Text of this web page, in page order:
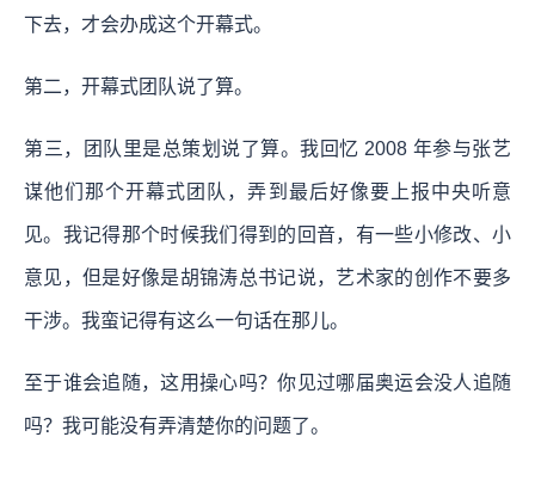
下去，才会办成这个开幕式。
第二，开幕式团队说了算。
第三，团队里是总策划说了算。我回忆 2008 年参与张艺
谋他们那个开幕式团队，弄到最后好像要上报中央听意
见。我记得那个时候我们得到的回音，有一些小修改、小
意见，但是好像是胡锦涛总书记说， 艺术家的创作不要多
干涉。 我蛮记得有这么一句话在那儿。
至于谁会追随，这用操心吗？你见过哪届奥运会没人追随
吗？我可能没有弄清楚你的问题了。